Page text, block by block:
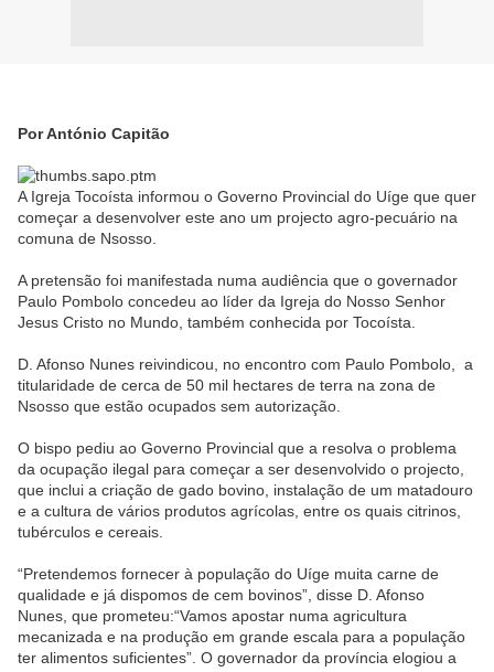
Por António Capitão
A Igreja Tocoísta informou o Governo Provincial do Uíge que quer
começar a desenvolver este ano um projecto agro-pecuário na
comuna de Nsosso.
A pretensão foi manifestada numa audiência que o governador
Paulo Pombolo concedeu ao líder da Igreja do Nosso Senhor
Jesus Cristo no Mundo, também conhecida por Tocoísta.
D. Afonso Nunes reivindicou, no encontro com Paulo Pombolo, a
titularidade de cerca de 50 mil hectares de terra na zona de
Nsosso que estão ocupados sem autorização.
O bispo pediu ao Governo Provincial que a resolva o problema
da ocupação ilegal para começar a ser desenvolvido o projecto,
que inclui a criação de gado bovino, instalação de um matadouro
e a cultura de vários produtos agrícolas, entre os quais citrinos,
tubérculos e cereais.
“Pretendemos fornecer à população do Uíge muita carne de
qualidade e já dispomos de cem bovinos”, disse D. Afonso
Nunes, que prometeu:“Vamos apostar numa agricultura
mecanizada e na produção em grande escala para a população
ter alimentos suficientes”. O governador da província elogiou a